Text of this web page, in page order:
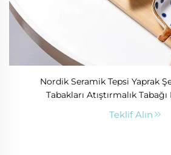
Nordik Seramik Tepsi Yaprak
Tabakları Atıştırmalık
Teklif Alın